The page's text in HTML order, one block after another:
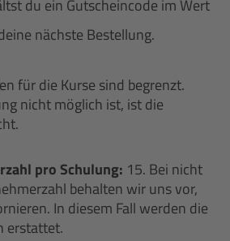
du ein Gutscheincode im Wert
nächste Bestellung.
für die Kurse sind begrenzt.
nicht möglich ist, ist die
pro Schulung: 15. Bei nicht
behalten wir uns vor,
In diesem Fall werden die
erstattet.